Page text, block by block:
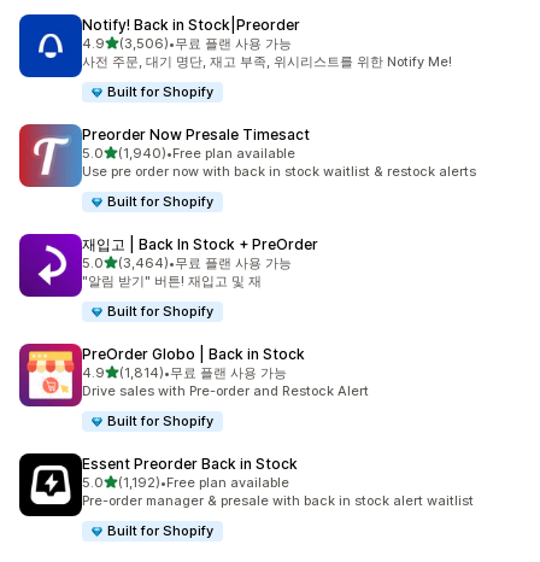
Notify! Back in Stock|Preorder
4.9별 5개 중
(3,506)
총 리뷰 3506개
•무료 플랜 사용 가능
사전 주문, 대기 명단, 재고 부족, 위시리스트를 위한 Notify Me!
Built for Shopify
Preorder Now Presale Timesact
5.0별 5개 중
(1,940)
총 리뷰 1940개
•Free plan available
Use pre order now with back in stock waitlist & restock alerts
Built for Shopify
재입고 | Back In Stock + PreOrder
5.0별 5개 중
(3,464)
총 리뷰 3464개
•무료 플랜 사용 가능
"알림 받기" 버튼! 재입고 및 재
Built for Shopify
PreOrder Globo | Back in Stock
4.9별 5개 중
(1,814)
총 리뷰 1814개
•무료 플랜 사용 가능
Drive sales with Pre-order and Restock Alert
Built for Shopify
Essent Preorder Back in Stock
5.0별 5개 중
(1,192)
총 리뷰 1192개
•Free plan available
Pre-order manager & presale with back in stock alert waitlist
Built for Shopify